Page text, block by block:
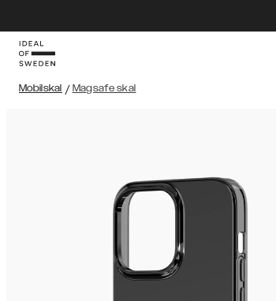
Mobilskal / Magsafe skal